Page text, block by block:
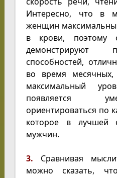
Интересно, что в
женщин
в крови,
демонстрируют
способностей,
во время месячных,
максимальный
появляется
ориентироваться по
которое в лучшей
мужчин.
3.
Сравнивая
можно сказать,